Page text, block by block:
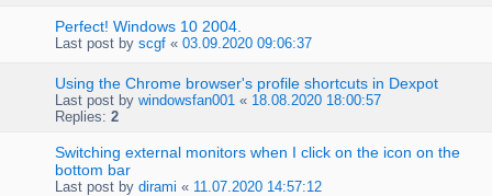
Perfect! Windows 10 2004.
Last post by scgf « 03.09.2020 09:06:37
Using the Chrome browser's profile shortcuts in Dexpot
Last post by windowsfan001 « 18.08.2020 18:00:57
Replies: 2
Switching external monitors when I click on the icon on the
bottom bar
Last post by dirami « 11.07.2020 14:57:12